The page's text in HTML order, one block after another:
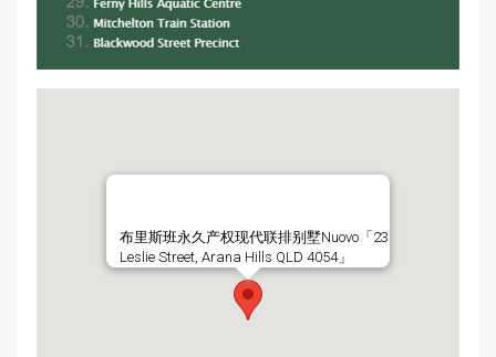
布里斯班永久产权现代联排别墅Nuovo「23
Leslie Street, Arana Hills QLD 4054」